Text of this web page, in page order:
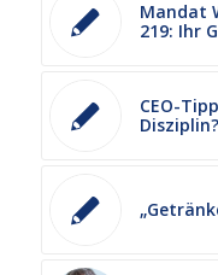
Mandat
219: Ihr
CEO-